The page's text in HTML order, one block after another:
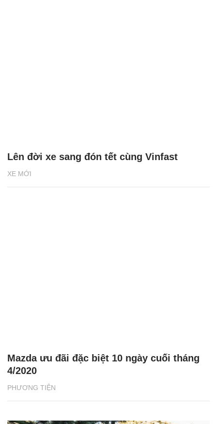
XE MỚI
Lên đời xe sang đón tết cùng Vinfast
PHƯƠNG TIỆN
Mazda ưu đãi đặc biệt 10 ngày cuối tháng
4/2020